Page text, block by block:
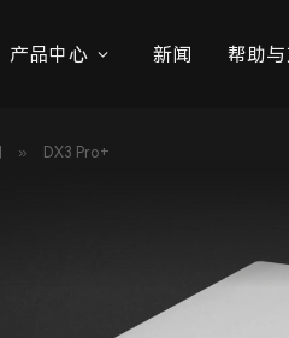
产品中心 新闻 帮助
» DX3 Pro+